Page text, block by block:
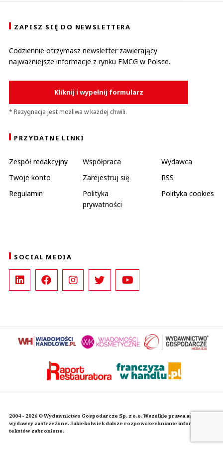
ZAPISZ SIĘ DO NEWSLETTERA
Codziennie otrzymasz newsletter zawierający
najważniejsze informacje z rynku FMCG w Polsce.
Kliknij i wypełnij formularz
* Rezygnacja jest możliwa w każdej chwili.
PRZYDATNE LINKI
Zespół redakcyjny Współpraca
Wydawca
Twoje konto
Zarejestruj się
RSS
Regulamin
Polityka
prywatności
Polityka cookies
SOCIAL MEDIA
2004 - 2026 © Wydawnictwo Gospodarcze Sp. z o.o. Wszelkie prawa autorskie
wydawcy zastrzeżone. Jakiekolwiek dalsze rozpowszechnianie informacji i
tekstów zabronione.